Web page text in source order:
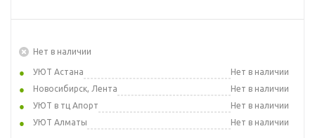
Нет в наличии
УЮТ Астана
Нет в наличии
Новосибирск, Лента
Нет в наличии
УЮТ в тц Апорт
Нет в наличии
УЮТ Алматы
Нет в наличии